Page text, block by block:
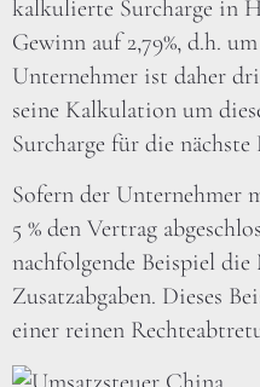
kalkulierte Surcharge in
Gewinn auf 2,79%, d.h.
Unternehmer ist daher
seine Kalkulation um
Surcharge für die
Sofern der Unternehmer
5 % den Vertrag
nachfolgende Beispiel
Zusatzabgaben. Dieses
einer reinen